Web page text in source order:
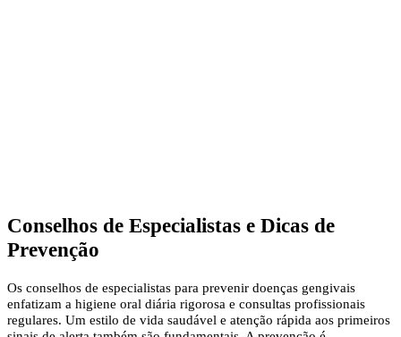
Conselhos de Especialistas e Dicas de
Prevenção
Os conselhos de especialistas para prevenir doenças gengivais
enfatizam a higiene oral diária rigorosa e consultas profissionais
regulares. Um estilo de vida saudável e atenção rápida aos primeiros